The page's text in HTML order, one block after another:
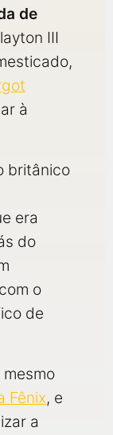
de
III
à
britânico
era
do
o
de
mesmo
Fênix, e
a